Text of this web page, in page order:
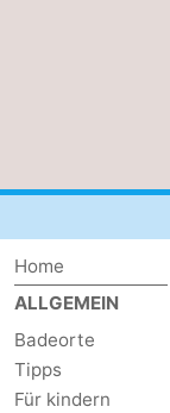
Home
ALLGEMEIN
Badeorte
Tipps
Für kindern